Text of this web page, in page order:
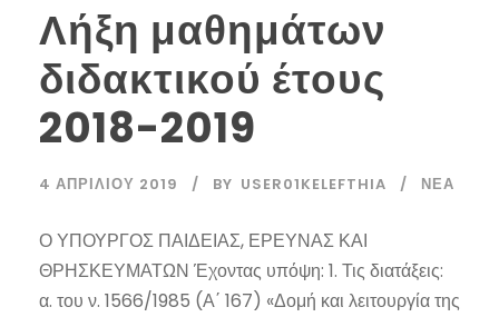
Λήξη μαθημάτων
διδακτικού έτους
2018-2019
4 ΑΠΡΙΛΊΟΥ 2019 BY USER01KELEFTHIA ΝΈΑ
Ο ΥΠΟΥΡΓΟΣ ΠΑΙΔΕΙΑΣ, ΕΡΕΥΝΑΣ ΚΑΙ
ΘΡΗΣΚΕΥΜΑΤΩΝ Έχοντας υπόψη: 1. Τις διατάξεις:
α. του ν. 1566/1985 (Α΄ 167) «Δομή και λειτουργία της